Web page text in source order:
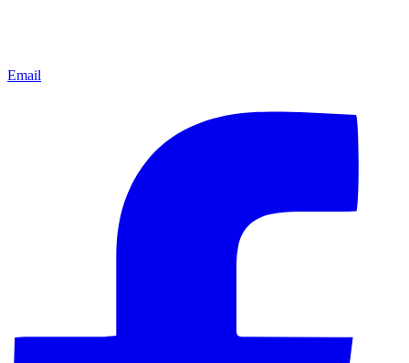
Email